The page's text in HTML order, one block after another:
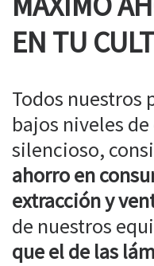
EN TU
Todos nuestros
bajos niveles
silencioso,
ahorro en
extracción y
de nuestros
que el de las